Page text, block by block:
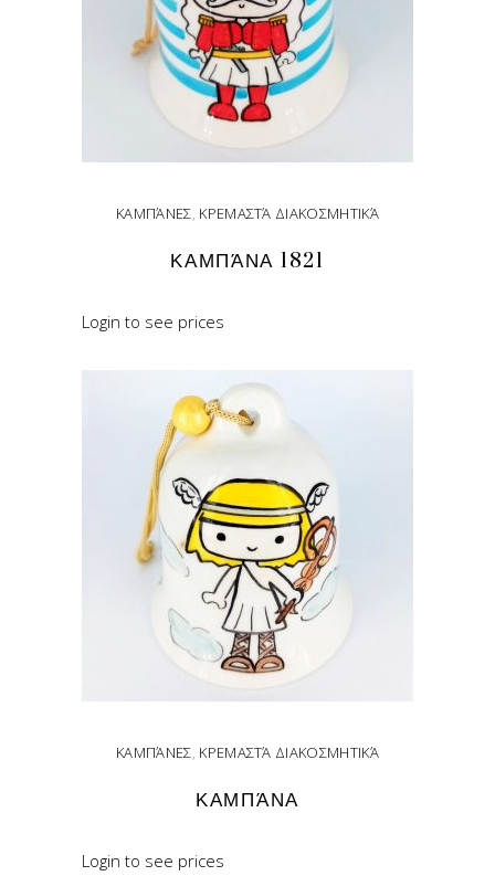
ΚΑΜΠΆΝΕΣ, ΚΡΕΜΑΣΤΆ ΔΙΑΚΟΣΜΗΤΙΚΆ
ΚΑΜΠΆΝΑ 1821
READ MORE
Login to see prices
ΚΑΜΠΆΝΕΣ, ΚΡΕΜΑΣΤΆ ΔΙΑΚΟΣΜΗΤΙΚΆ
ΚΑΜΠΆΝΑ
READ MORE
Login to see prices